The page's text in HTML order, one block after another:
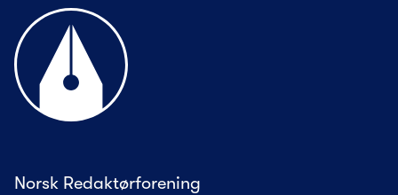
Til forsiden
Norsk Redaktørforening